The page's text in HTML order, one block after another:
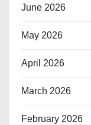
June 2026
May 2026
April 2026
March 2026
February 2026